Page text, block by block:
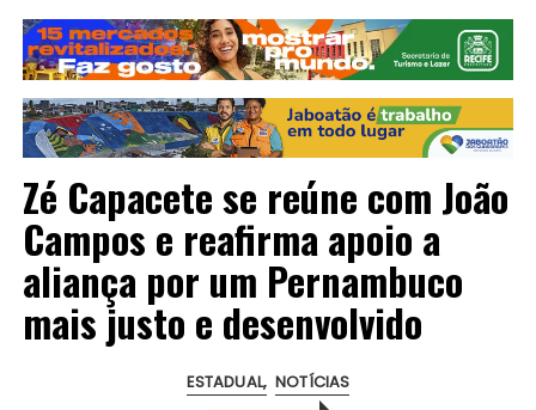
Zé Capacete se reúne com João
Campos e reafirma apoio a
aliança por um Pernambuco
mais justo e desenvolvido
ESTADUAL NOTÍCIAS